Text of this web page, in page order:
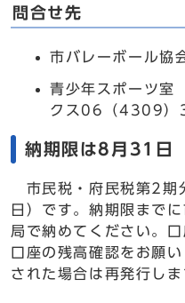
問合せ先
市バレーボール
青少年スポーツ
クス06（4309
納期限は8月31日
市民税・府民税第2期
日）です。納期限まで
局で納めてください。
口座の残高確認をお願
された場合は再発行しま